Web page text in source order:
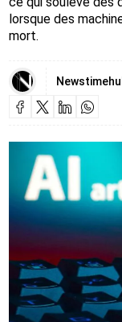
lorsque des
mort.